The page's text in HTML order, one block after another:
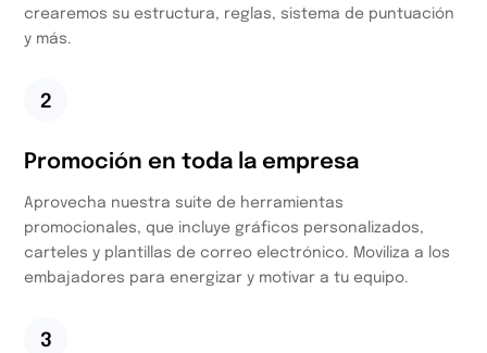
crearemos su estructura, reglas, sistema de puntuación
y más.
2
Promoción en toda la empresa
Aprovecha nuestra suite de herramientas
promocionales, que incluye gráficos personalizados,
carteles y plantillas de correo electrónico. Moviliza a los
embajadores para energizar y motivar a tu equipo.
3